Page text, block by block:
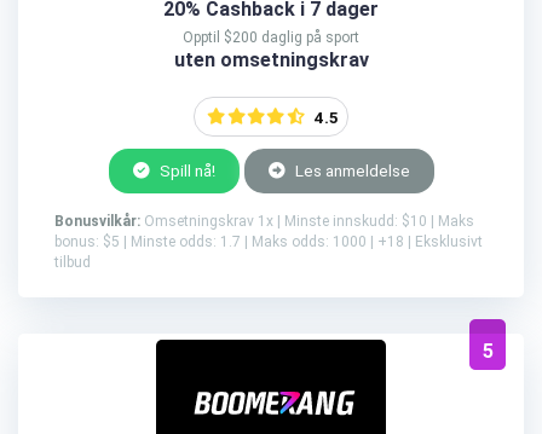
20% Cashback i 7 dager
Opptil $200 daglig på sport
uten omsetningskrav
4.5
Spill nå! Les anmeldelse
Bonusvilkår: Omsetningskrav 1x | Minste innskudd: $10 | Maks
bonus: $5 | Minste odds: 1.7 | Maks odds: 1000 | +18 | Eksklusivt
tilbud
5